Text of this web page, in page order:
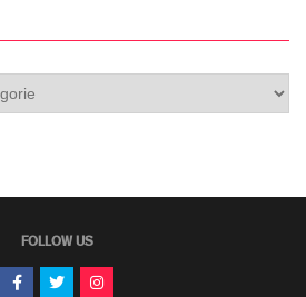
FOLLOW US